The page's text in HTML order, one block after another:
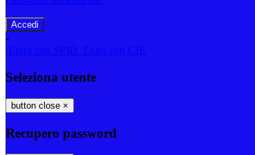
-
Seleziona utente
button close ×
Recupero password